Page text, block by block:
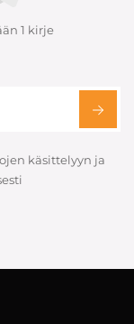
1 kirje
käsittelyyn ja